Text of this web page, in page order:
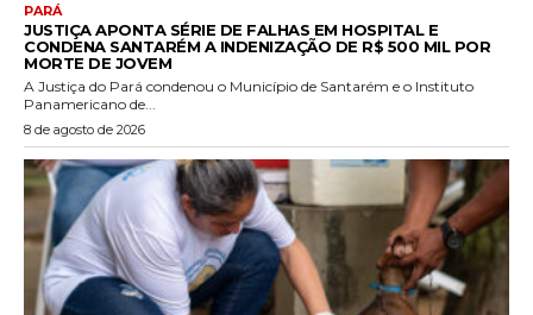
PARÁ
JUSTIÇA APONTA SÉRIE DE FALHAS EM HOSPITAL E
CONDENA SANTARÉM A INDENIZAÇÃO DE R$ 500 MIL POR
MORTE DE JOVEM
A Justiça do Pará condenou o Município de Santarém e o Instituto
Panamericano de...
8 de agosto de 2026